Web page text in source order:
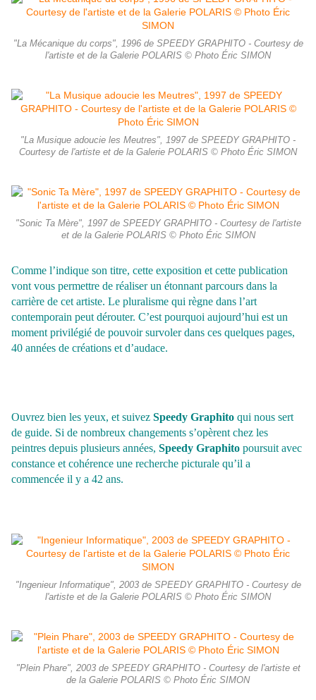
"La Mécanique du corps", 1996 de SPEEDY GRAPHITO - Courtesy de
l'artiste et de la Galerie POLARIS © Photo Éric SIMON
"La Musique adoucie les Meutres", 1997 de SPEEDY GRAPHITO -
Courtesy de l'artiste et de la Galerie POLARIS © Photo Éric SIMON
"Sonic Ta Mère", 1997 de SPEEDY GRAPHITO - Courtesy de l'artiste
et de la Galerie POLARIS © Photo Éric SIMON
Comme l’indique son titre, cette exposition et cette publication
vont vous permettre de réaliser un étonnant parcours dans la
carrière de cet artiste. Le pluralisme qui règne dans l’art
contemporain peut dérouter. C’est pourquoi aujourd’hui est un
moment privilégié de pouvoir survoler dans ces quelques pages,
40 années de créations et d’audace.
Ouvrez bien les yeux, et suivez Speedy Graphito qui nous sert
de guide. Si de nombreux changements s’opèrent chez les
peintres depuis plusieurs années, Speedy Graphito poursuit avec
constance et cohérence une recherche picturale qu’il a
commencée il y a 42 ans.
"Ingenieur Informatique", 2003 de SPEEDY GRAPHITO - Courtesy de
l'artiste et de la Galerie POLARIS © Photo Éric SIMON
"Plein Phare", 2003 de SPEEDY GRAPHITO - Courtesy de l'artiste et
de la Galerie POLARIS © Photo Éric SIMON